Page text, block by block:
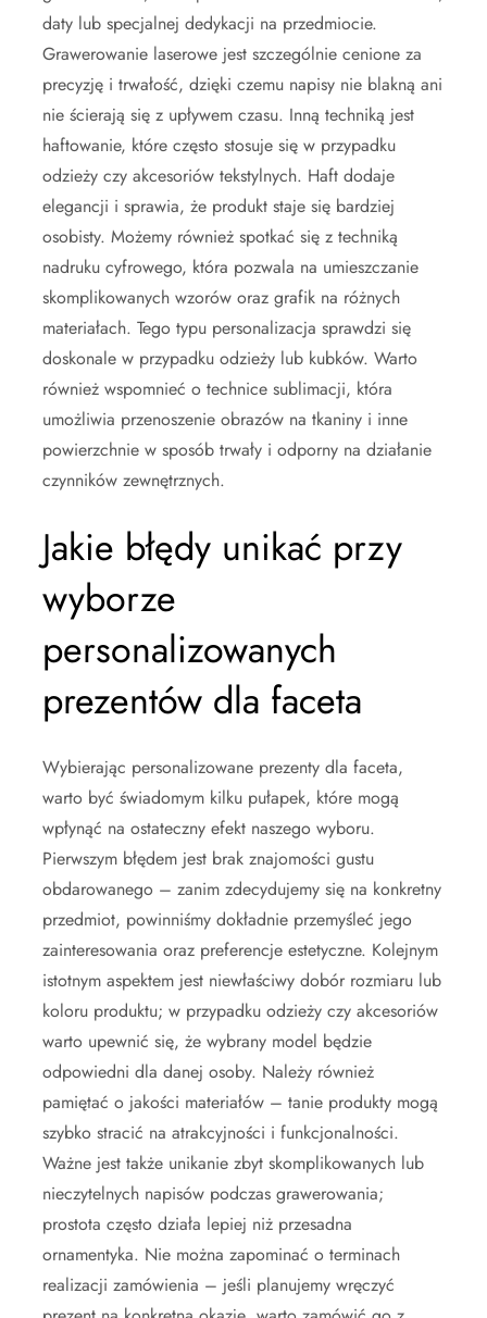
daty lub specjalnej dedykacji na przedmiocie.
Grawerowanie laserowe jest szczególnie cenione za
precyzję i trwałość, dzięki czemu napisy nie blakną ani
nie ścierają się z upływem czasu. Inną techniką jest
haftowanie, które często stosuje się w przypadku
odzieży czy akcesoriów tekstylnych. Haft dodaje
elegancji i sprawia, że produkt staje się bardziej
osobisty. Możemy również spotkać się z techniką
nadruku cyfrowego, która pozwala na umieszczanie
skomplikowanych wzorów oraz grafik na różnych
materiałach. Tego typu personalizacja sprawdzi się
doskonale w przypadku odzieży lub kubków. Warto
również wspomnieć o technice sublimacji, która
umożliwia przenoszenie obrazów na tkaniny i inne
powierzchnie w sposób trwały i odporny na działanie
czynników zewnętrznych.
Jakie błędy unikać przy
wyborze
personalizowanych
prezentów dla faceta
Wybierając personalizowane prezenty dla faceta,
warto być świadomym kilku pułapek, które mogą
wpłynąć na ostateczny efekt naszego wyboru.
Pierwszym błędem jest brak znajomości gustu
obdarowanego – zanim zdecydujemy się na konkretny
przedmiot, powinniśmy dokładnie przemyśleć jego
zainteresowania oraz preferencje estetyczne. Kolejnym
istotnym aspektem jest niewłaściwy dobór rozmiaru lub
koloru produktu; w przypadku odzieży czy akcesoriów
warto upewnić się, że wybrany model będzie
odpowiedni dla danej osoby. Należy również
pamiętać o jakości materiałów – tanie produkty mogą
szybko stracić na atrakcyjności i funkcjonalności.
Ważne jest także unikanie zbyt skomplikowanych lub
nieczytelnych napisów podczas grawerowania;
prostota często działa lepiej niż przesadna
ornamentyka. Nie można zapominać o terminach
realizacji zamówienia – jeśli planujemy wręczyć